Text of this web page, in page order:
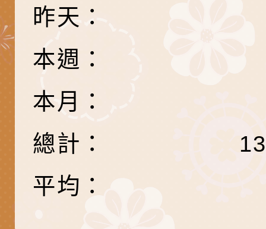
坊」、「祖孫樂淘桃
徵件活動」海報
服務資源資訊
檢送桃園市政府LED
字稿及LCD託播影（
函轉有關身心障礙者
（CRPD）第三次國
檢送行政院新聞傳播
訊
辦理「115年度促進
緒學習知能研習」
檢送桃園市政府LED
字稿及LCD託播影片
函轉有關本府新聞處
昨天：
本週：
本月：
總計：
平均：